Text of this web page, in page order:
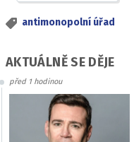
antimonopolní úřad
AKTUÁLNĚ SE DĚJE
před 1 hodinou